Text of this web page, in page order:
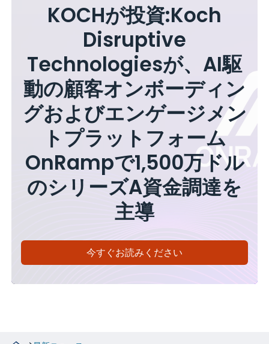
KOCHが投資:Koch
Disruptive
Technologiesが、AI駆
動の顧客オンボーディン
グおよびエンゲージメン
トプラットフォーム
OnRampで1,500万ドル
のシリーズA資金調達を
主導
今すぐお読みください